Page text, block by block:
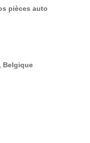
pièces auto
Belgique